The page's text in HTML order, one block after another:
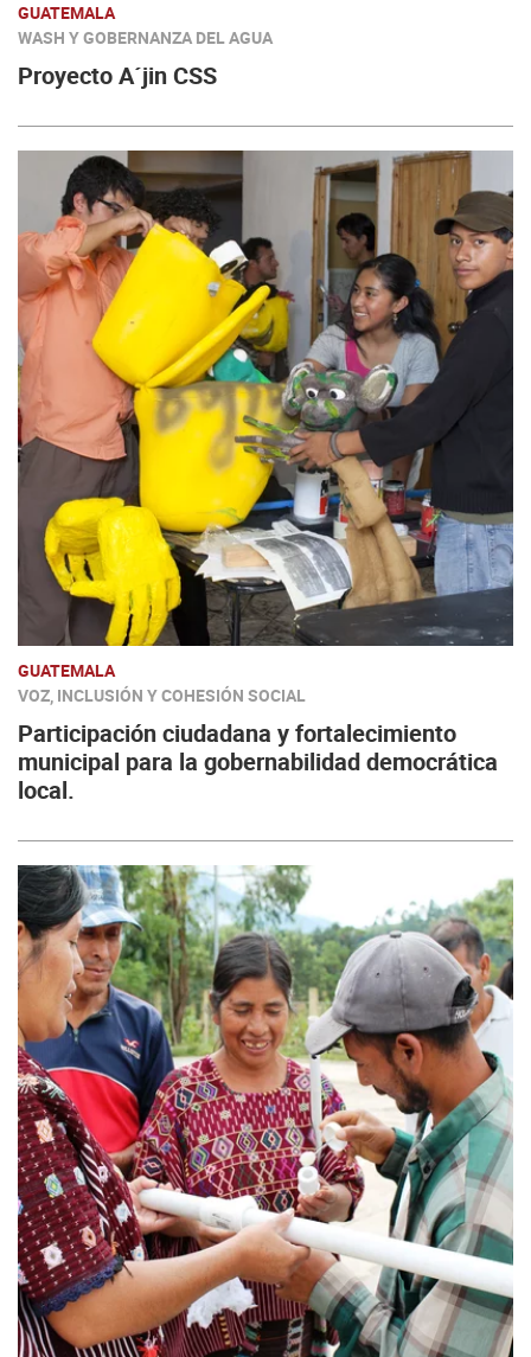
GUATEMALA
WASH Y GOBERNANZA DEL AGUA
Proyecto A´jin CSS
GUATEMALA
VOZ, INCLUSIÓN Y COHESIÓN SOCIAL
Participación ciudadana y fortalecimiento
municipal para la gobernabilidad democrática
local.